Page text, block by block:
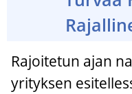
Rajoitetun ajan
yrityksen